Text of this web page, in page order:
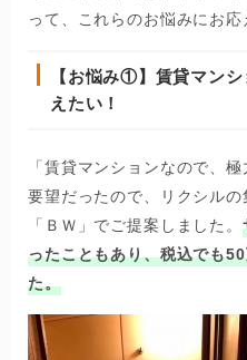
って、これらのお悩みにお応
【お悩み①】賃貸マン
えたい！
「賃貸マンションなので、
要望だったので、リクシル
「ＢＷ」でご提案しました。
ったこともあり、税込でも
た。